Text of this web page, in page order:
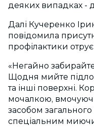
деяких випадках -
Далі Кучеренко
повідомила
профілактики
«Негайно
Щодня мийте
та інші поверхні.
мочалкою,
засобом
спеціальним